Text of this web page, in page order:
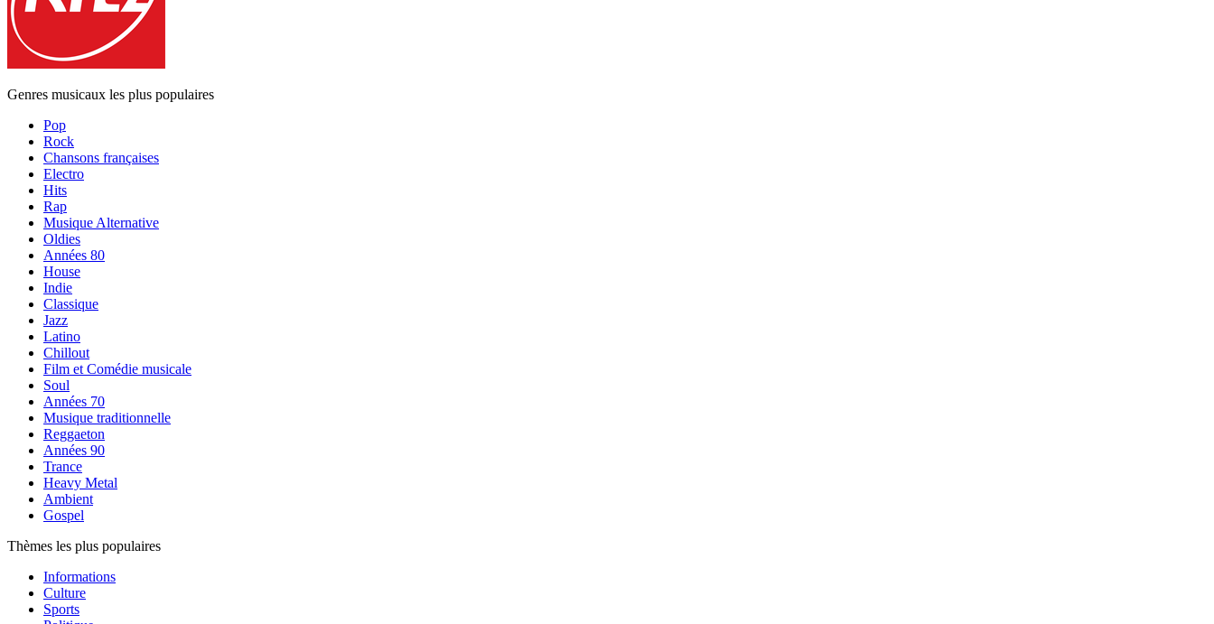
Genres musicaux les plus populaires
Pop
Rock
Chansons françaises
Electro
Hits
Rap
Musique Alternative
Oldies
Années 80
House
Indie
Classique
Jazz
Latino
Chillout
Film et Comédie musicale
Soul
Années 70
Musique traditionnelle
Reggaeton
Années 90
Trance
Heavy Metal
Ambient
Gospel
Thèmes les plus populaires
Informations
Culture
Sports